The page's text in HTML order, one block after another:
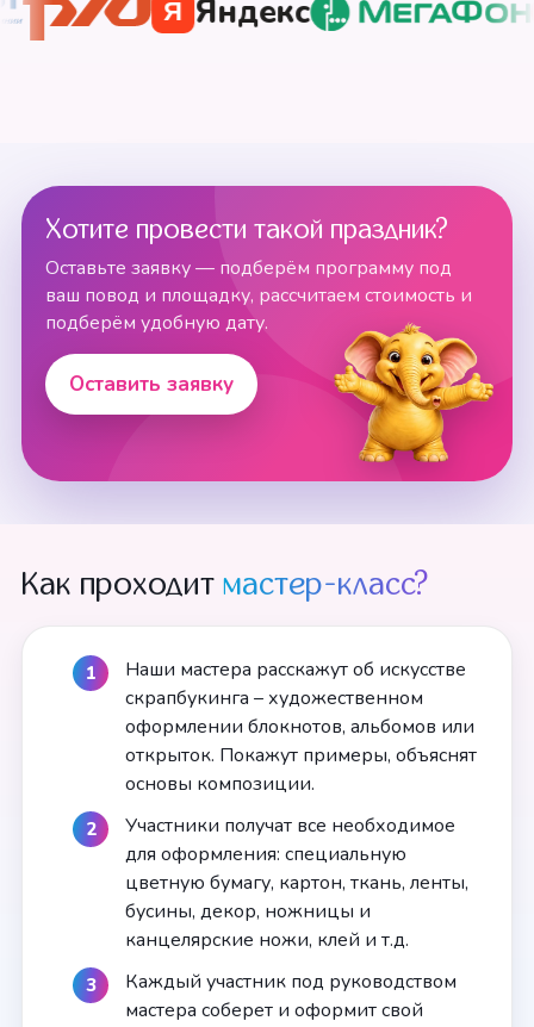
Я Яндекс
Хотите провести такой праздник?
Оставьте заявку — подберём программу под
ваш повод и площадку, рассчитаем стоимость и
подберём удобную дату.
Оставить заявку
Как проходит мастер-класс?
Наши мастера расскажут об искусстве
скрапбукинга – художественном
оформлении блокнотов, альбомов или
открыток. Покажут примеры, объяснят
основы композиции.
Участники получат все необходимое
для оформления: специальную
цветную бумагу, картон, ткань, ленты,
бусины, декор, ножницы и
канцелярские ножи, клей и т.д.
Каждый участник под руководством
мастера соберет и оформит свой